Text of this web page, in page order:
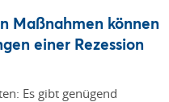
Maßnahmen können
einer Rezession
Es gibt genügend